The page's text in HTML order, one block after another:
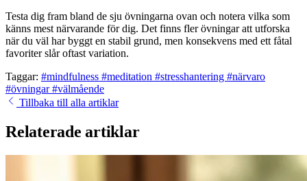
Testa dig fram bland de sju övningarna ovan och notera vilka som
känns mest närvarande för dig. Det finns fler övningar att utforska
när du väl har byggt en stabil grund, men konsekvens med ett fåtal
favoriter slår oftast variation.
Taggar: #mindfulness #meditation #stresshantering #närvaro
#övningar#välmående
Tillbaka till alla artiklar
Relaterade artiklar